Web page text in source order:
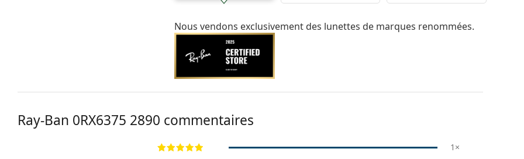
Nous vendons exclusivement des lunettes de marques renommées.
Ray-Ban 0RX6375 2890 commentaires
1×